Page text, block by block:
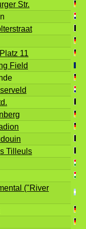
Str.
11
Field
Tilleuls
("River